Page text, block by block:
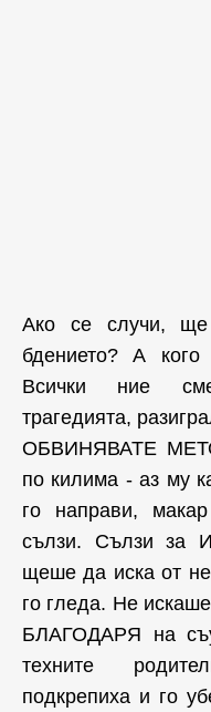
Ако се случи,
бдението? А
Всички ние
трагедията,
ОБВИНЯВАТЕ
по килима - аз му
го направи,
сълзи. Сълзи за
щеше да иска от
го гледа. Не
БЛАГОДАРЯ на
техните
подкрепиха и го